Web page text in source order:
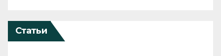
Статьи